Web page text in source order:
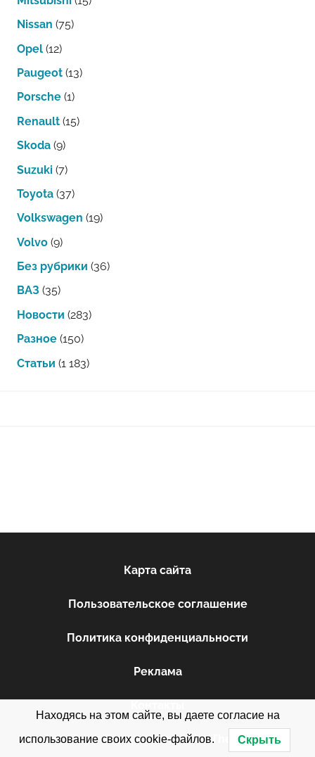
Nissan (75)
Opel (12)
Paugeot (13)
Porsche (1)
Renault (15)
Skoda (9)
Suzuki (7)
Toyota (37)
Volkswagen (19)
Volvo (9)
Без рубрики (36)
ВАЗ (35)
Новости (283)
Разное (150)
Статьи (1 183)
Карта сайта
Пользовательское соглашение
Политика конфиденциальности
Реклама
WordPress Theme: Donovan byThemeZee.
Находясь на этом сайте, вы даете согласие на
использование своих cookie-файлов. Скрыть